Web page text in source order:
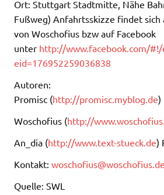
Ort: Stuttgart Stadtmitte, Nähe
Fußweg) Anfahrtsskizze findet sich
von Woschofius bzw auf Facebook
unter http://www.facebook.com/#!/
eid=176952259036838
Autoren:
Promisc (http://promisc.myblog.de)
Woschofius (http://
An_dia (http://www.text-stueck.de)
Kontakt: woschofius@woschofius.de
Quelle: SWL